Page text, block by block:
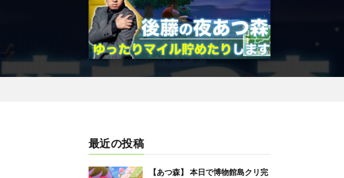
最近の投稿
【あつ森】 本日で博物館島クリ完